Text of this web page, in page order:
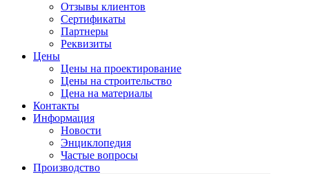
Отзывы клиентов
Сертификаты
Партнеры
Реквизиты
Цены
Цены на проектирование
Цены на строительство
Цена на материалы
Контакты
Информация
Новости
Энциклопедия
Частые вопросы
Производство